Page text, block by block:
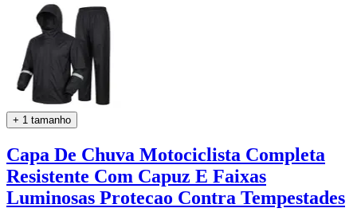
+ 1 tamanho
Capa De Chuva Motociclista Completa
Resistente Com Capuz E Faixas
Luminosas Protecao Contra Tempestades